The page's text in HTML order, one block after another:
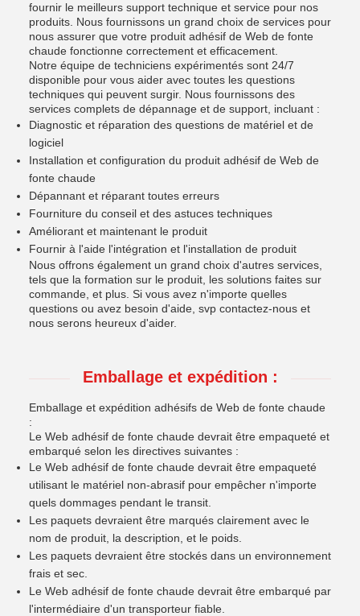
fournir le meilleurs support technique et service pour nos
produits. Nous fournissons un grand choix de services pour
nous assurer que votre produit adhésif de Web de fonte
chaude fonctionne correctement et efficacement.
Notre équipe de techniciens expérimentés sont 24/7
disponible pour vous aider avec toutes les questions
techniques qui peuvent surgir. Nous fournissons des
services complets de dépannage et de support, incluant :
Diagnostic et réparation des questions de matériel et de
logiciel
Installation et configuration du produit adhésif de Web de
fonte chaude
Dépannant et réparant toutes erreurs
Fourniture du conseil et des astuces techniques
Améliorant et maintenant le produit
Fournir à l'aide l'intégration et l'installation de produit
Nous offrons également un grand choix d'autres services,
tels que la formation sur le produit, les solutions faites sur
commande, et plus. Si vous avez n'importe quelles
questions ou avez besoin d'aide, svp contactez-nous et
nous serons heureux d'aider.
Emballage et expédition :
Emballage et expédition adhésifs de Web de fonte chaude
:
Le Web adhésif de fonte chaude devrait être empaqueté et
embarqué selon les directives suivantes :
Le Web adhésif de fonte chaude devrait être empaqueté
utilisant le matériel non-abrasif pour empêcher n'importe
quels dommages pendant le transit.
Les paquets devraient être marqués clairement avec le
nom de produit, la description, et le poids.
Les paquets devraient être stockés dans un environnement
frais et sec.
Le Web adhésif de fonte chaude devrait être embarqué par
l'intermédiaire d'un transporteur fiable.